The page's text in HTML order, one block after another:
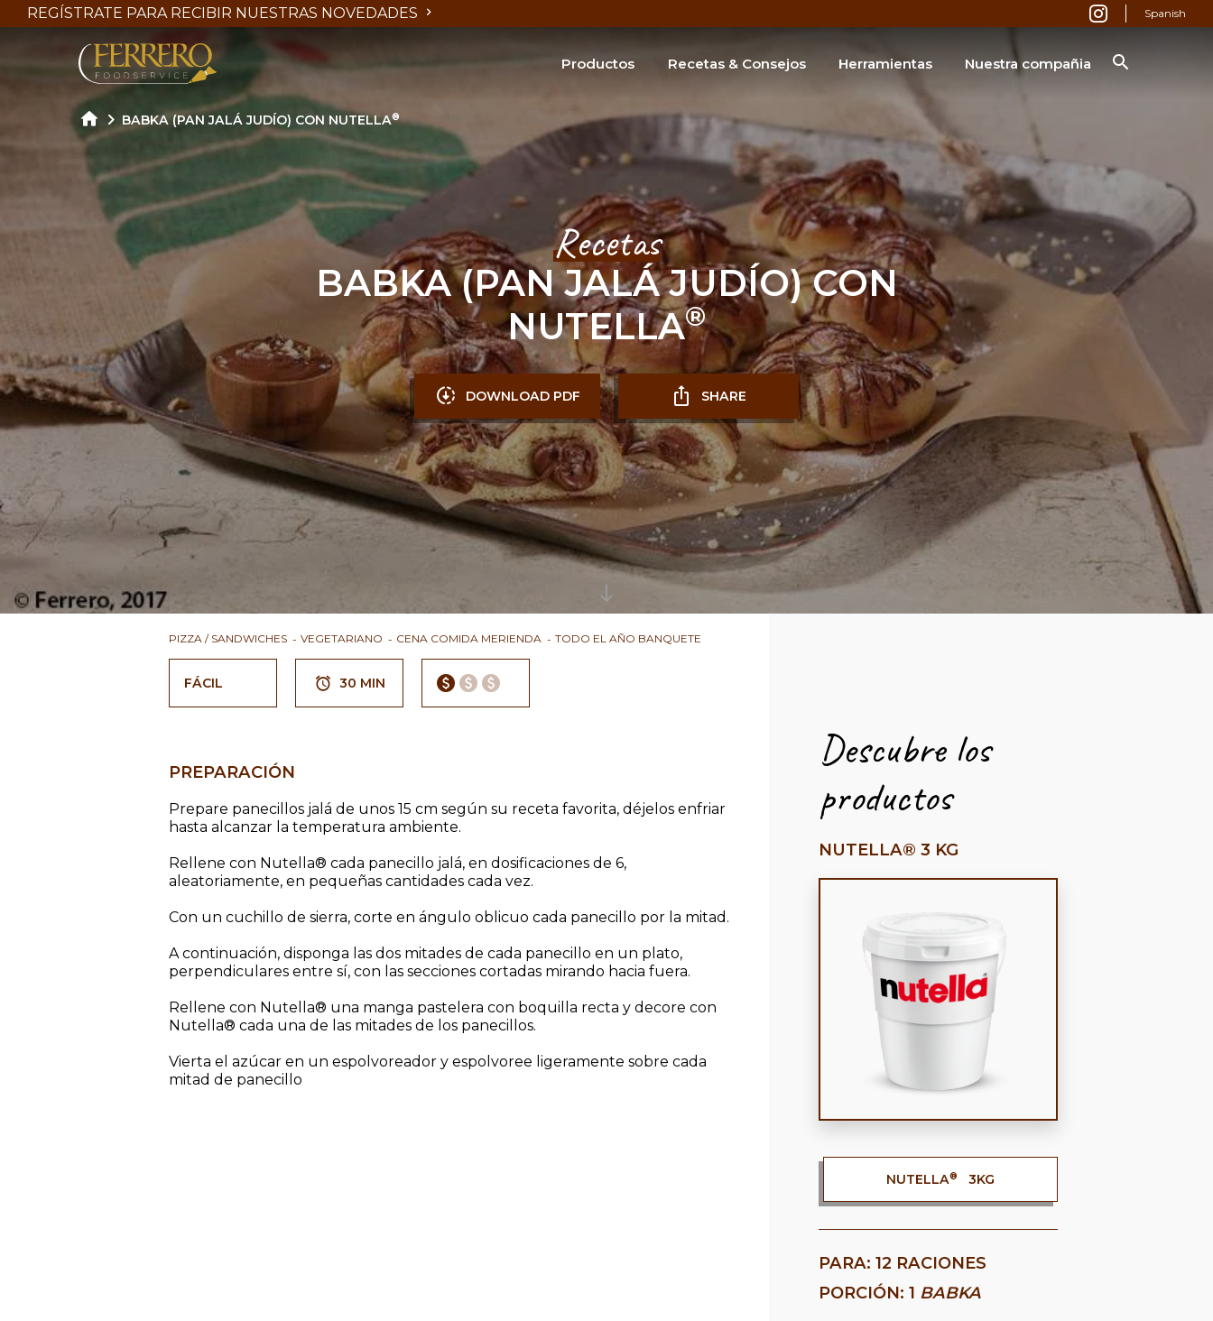
Skip
to
Productos Recetas & Consejos
Nuestras recetas
Herramientas
Dispensador manual Nutella
Dispensador electrónico Nutella
Nuestra compañia
REGÍSTRATE PARA RECIBIR NUESTRAS NOVEDADES Spanish
Buscar
BUSCAR
BABKA (PAN JALÁ JUDÍO) CON NUTELLA®
Recetas
BABKA (PAN JALÁ JUDÍO) CON
NUTELLA®
DOWNLOAD PDF SHARE
Descubre los
productos
NUTELLA® 3 KG
NUTELLA® 3KG
PARA: 12 RACIONES
PORCIÓN: 1 BABKA
PIZZA / SANDWICHES VEGETARIANO CENA COMIDA MERIENDA TODO EL AÑO BANQUETE
FÁCIL 30 MIN
PREPARACIÓN
Prepare panecillos jalá de unos 15 cm según su receta favorita, déjelos enfriar
hasta alcanzar la temperatura ambiente.
Rellene con Nutella® cada panecillo jalá, en dosificaciones de 6,
aleatoriamente, en pequeñas cantidades cada vez.
Con un cuchillo de sierra, corte en ángulo oblicuo cada panecillo por la mitad.
A continuación, disponga las dos mitades de cada panecillo en un plato,
perpendiculares entre sí, con las secciones cortadas mirando hacia fuera.
Rellene con Nutella® una manga pastelera con boquilla recta y decore con
Nutella® cada una de las mitades de los panecillos.
Vierta el azúcar en un espolvoreador y espolvoree ligeramente sobre cada
mitad de panecillo